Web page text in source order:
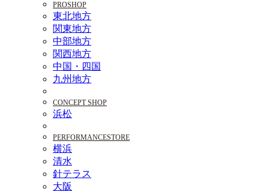
PROSHOP
東北地方
関東地方
中部地方
関西地方
中国・四国
九州地方
CONCEPT SHOP
浜松
PERFORMANCESTORE
横浜
清水
針テラス
大阪